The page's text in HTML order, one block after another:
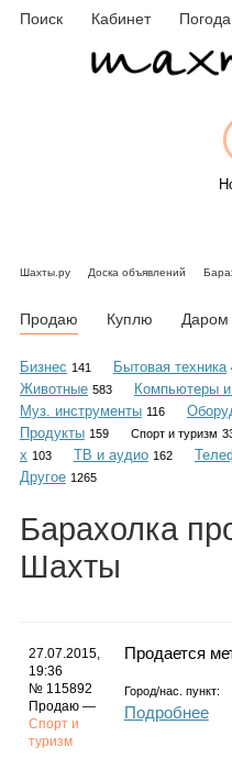
Поиск Кабинет Погода
Шахты.ру Доска объявлений
Продаю Куплю Даром
Бизнес 141 Бытовая техника
Животные 583 Компьютеры и
Муз. инструменты 116
Продукты 159 Спорт и туризм
х 103 ТВ и аудио 162
Другое 1265
Барахолка
Шахты
27.07.2015,
19:36
№ 115892
Продаю —
Спорт и
туризм
Продается
Город/нас. пункт:
Подробнее